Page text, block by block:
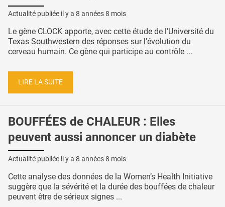
Actualité publiée il y a 8 années 8 mois
Le gène CLOCK apporte, avec cette étude de l’Université du
Texas Southwestern des réponses sur l'évolution du
cerveau humain. Ce gène qui participe au contrôle ...
LIRE LA SUITE
BOUFFÉES de CHALEUR : Elles
peuvent aussi annoncer un diabète
Actualité publiée il y a 8 années 8 mois
Cette analyse des données de la Women’s Health Initiative
suggère que la sévérité et la durée des bouffées de chaleur
peuvent être de sérieux signes ...